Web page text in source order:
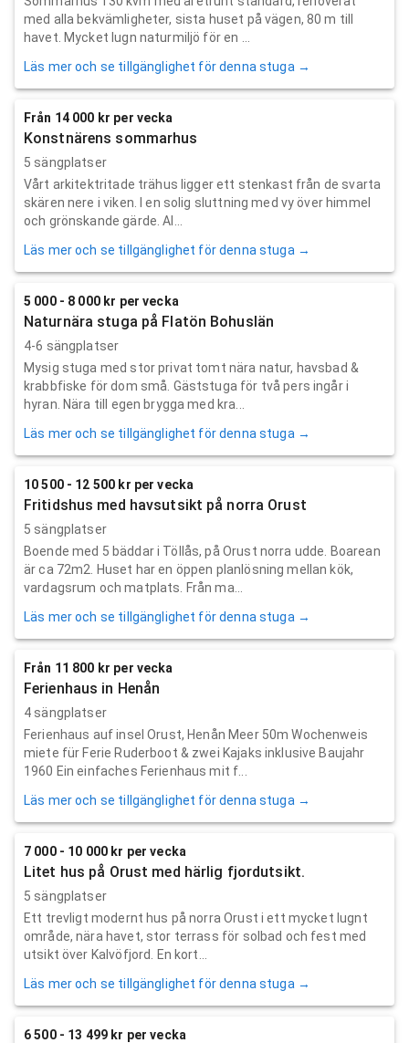
med alla bekvämligheter, sista huset på vägen, 80 m till
havet. Mycket lugn naturmiljö för en ...
Läs mer och se tillgänglighet för denna stuga →
Från 14 000 kr per vecka
Konstnärens sommarhus
5 sängplatser
Vårt arkitektritade trähus ligger ett stenkast från de svarta
skären nere i viken. I en solig sluttning med vy över himmel
och grönskande gärde. Al...
Läs mer och se tillgänglighet för denna stuga →
5 000 - 8 000 kr per vecka
Naturnära stuga på Flatön Bohuslän
4-6 sängplatser
Mysig stuga med stor privat tomt nära natur, havsbad &
krabbfiske för dom små. Gäststuga för två pers ingår i
hyran. Nära till egen brygga med kra...
Läs mer och se tillgänglighet för denna stuga →
10 500 - 12 500 kr per vecka
Fritidshus med havsutsikt på norra Orust
5 sängplatser
Boende med 5 bäddar i Töllås, på Orust norra udde. Boarean
är ca 72m2. Huset har en öppen planlösning mellan kök,
vardagsrum och matplats. Från ma...
Läs mer och se tillgänglighet för denna stuga →
Från 11 800 kr per vecka
Ferienhaus in Henån
4 sängplatser
Ferienhaus auf insel Orust, Henån Meer 50m Wochenweis
miete für Ferie Ruderboot & zwei Kajaks inklusive Baujahr
1960 Ein einfaches Ferienhaus mit f...
Läs mer och se tillgänglighet för denna stuga →
7 000 - 10 000 kr per vecka
Litet hus på Orust med härlig fjordutsikt.
5 sängplatser
Ett trevligt modernt hus på norra Orust i ett mycket lugnt
område, nära havet, stor terrass för solbad och fest med
utsikt över Kalvöfjord. En kort...
Läs mer och se tillgänglighet för denna stuga →
6 500 - 13 499 kr per vecka